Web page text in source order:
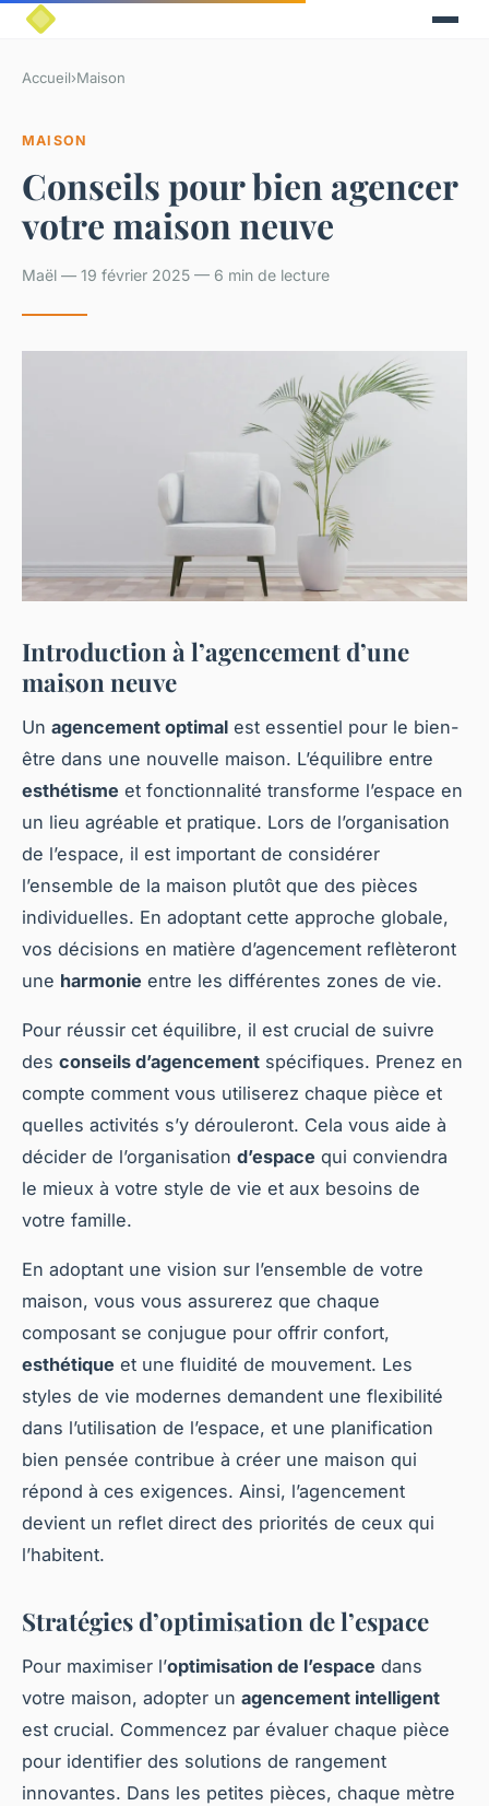
Accueil›Maison
MAISON
Conseils pour bien agencer
votre maison neuve
Maël — 19 février 2025 — 6 min de lecture
Introduction à l’agencement d’une
maison neuve
Un agencement optimal est essentiel pour le bien-
être dans une nouvelle maison. L’équilibre entre
esthétisme et fonctionnalité transforme l’espace en
un lieu agréable et pratique. Lors de l’organisation
de l’espace, il est important de considérer
l’ensemble de la maison plutôt que des pièces
individuelles. En adoptant cette approche globale,
vos décisions en matière d’agencement reflèteront
une harmonie entre les différentes zones de vie.
Pour réussir cet équilibre, il est crucial de suivre
des conseils d’agencement spécifiques. Prenez en
compte comment vous utiliserez chaque pièce et
quelles activités s’y dérouleront. Cela vous aide à
décider de l’organisation d’espace qui conviendra
le mieux à votre style de vie et aux besoins de
votre famille.
En adoptant une vision sur l’ensemble de votre
maison, vous vous assurerez que chaque
composant se conjugue pour offrir confort,
esthétique et une fluidité de mouvement. Les
styles de vie modernes demandent une flexibilité
dans l’utilisation de l’espace, et une planification
bien pensée contribue à créer une maison qui
répond à ces exigences. Ainsi, l’agencement
devient un reflet direct des priorités de ceux qui
l’habitent.
Stratégies d’optimisation de l’espace
Pour maximiser l’optimisation de l’espace dans
votre maison, adopter un agencement intelligent
est crucial. Commencez par évaluer chaque pièce
pour identifier des solutions de rangement
innovantes. Dans les petites pièces, chaque mètre